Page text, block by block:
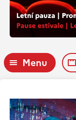
Menu